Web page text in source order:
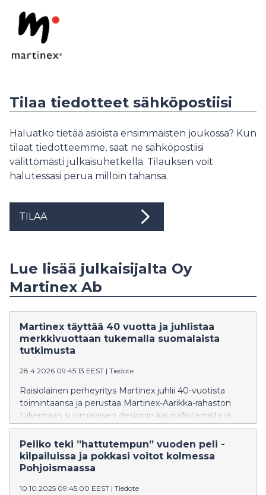
Tilaa tiedotteet sähköpostiisi
Haluatko tietää asioista ensimmäisten joukossa? Kun
tilaat tiedotteemme, saat ne sähköpostiisi
välittömästi julkaisuhetkellä. Tilauksen voit
halutessasi perua milloin tahansa.
TILAA
Lue lisää julkaisijalta Oy
Martinex Ab
Martinex täyttää 40 vuotta ja juhlistaa
merkkivuottaan tukemalla suomalaista
tutkimusta
28.4.2026 09:45:13 EEST | Tiedote
Raisiolainen perheyritys Martinex juhlii 40-vuotista
toimintaansa ja perustaa Martinex-Aarikka-rahaston
tukemaan suomalaisen designin kaupallistamista ja
kansainvälistämistä. Yritys on neljässä
vuosikymmenessä kasvanut kotimaisesta
kodintarvikkeita myyvästä yrityksestä omaan
suunnitteluun vahvasti nojaavaksi kansainväliseksi
Peliko teki ”hattutempun” vuoden peli -
kilpailuissa ja pokkasi voitot kolmessa
Pohjoismaassa
10.10.2025 09:45:00 EEST | Tiedote